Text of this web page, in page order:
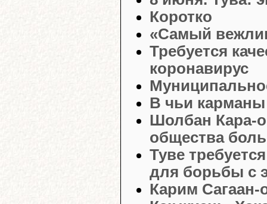
Коротко
«Самый
Требуется
коронавирус
В чьи карманы
Шолбан Кара-
общества
Туве
для борьбы с
Карим